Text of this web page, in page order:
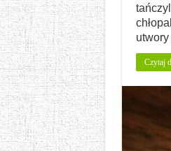
utwory
Czytaj